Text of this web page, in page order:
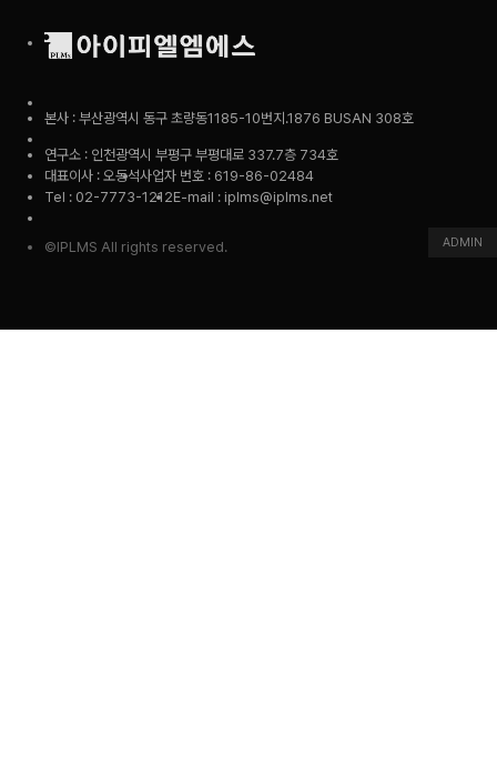
본사 : 부산광역시 동구 초량동1185-10번지.1876 BUSAN 308호
연구소 : 인천광역시 부평구 부평대로 337.7층 734호
대표이사 : 오동석사업자 번호 : 619-86-02484
Tel : 02-7773-1212E-mail : iplms@iplms.net
©IPLMS All rights reserved. ADMIN